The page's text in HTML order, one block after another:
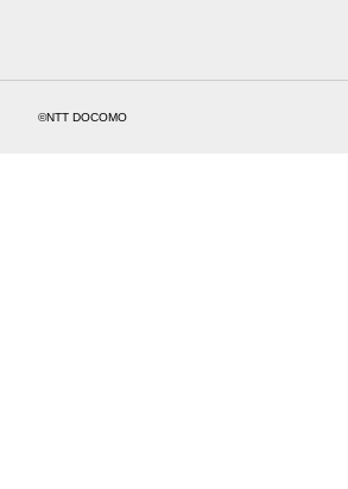
©NTT DOCOMO